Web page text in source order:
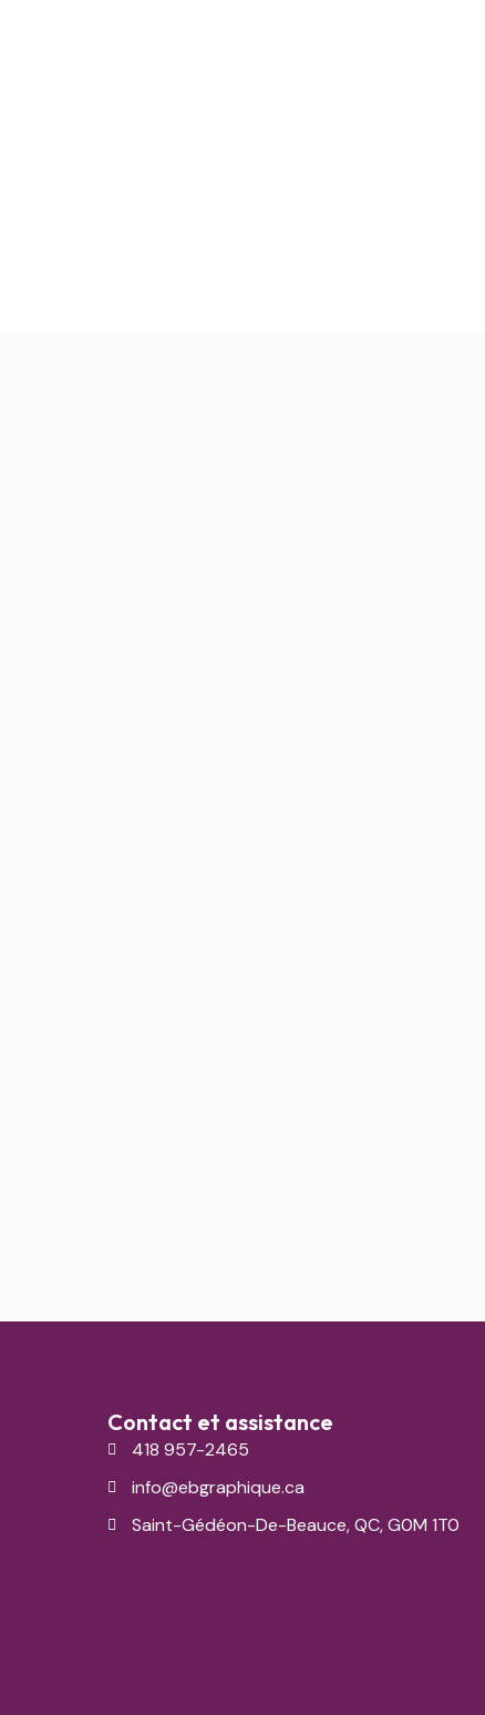
Contact et assistance
418 957-2465
info@ebgraphique.ca
Saint-Gédéon-De-Beauce, QC, G0M 1T0